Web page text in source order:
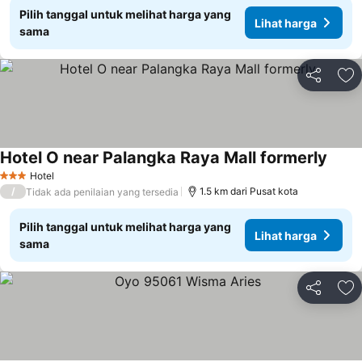
Pilih tanggal untuk melihat harga yang
sama
Lihat harga
Bagikan
3 BintangHotel
Hotel O near Palangka Raya Mall formerly
/ Tidak ada penilaian yang tersedia 1.5 km dari Pusat kota
Pilih tanggal untuk melihat harga yang
sama
Lihat harga
Bagikan